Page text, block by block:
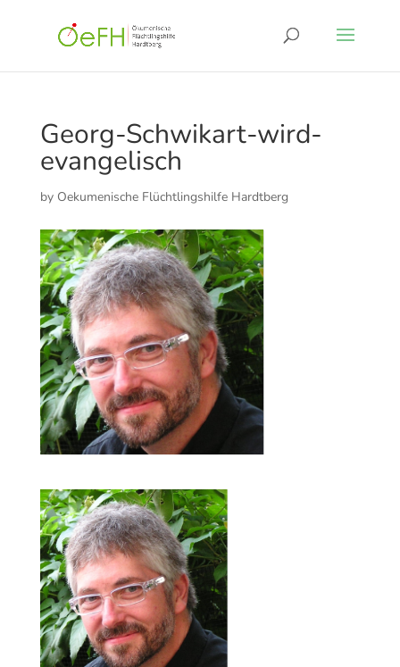
Georg-Schwikart-wird-
evangelisch
by Oekumenische Flüchtlingshilfe Hardtberg